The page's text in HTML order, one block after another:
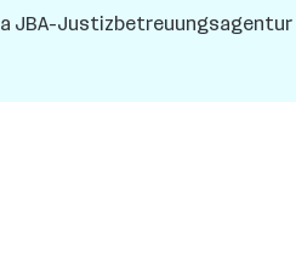
JBA-Justizbetreuungsagentur